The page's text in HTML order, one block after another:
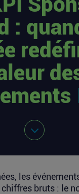
:
les
bruts : le